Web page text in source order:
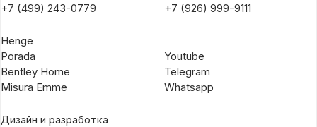
+7 (499) 243-0779
+7 (926) 999-9111
Henge
Porada
Bentley Home
Misura Emme
Youtube
Telegram
Whatsapp
Дизайн и разработка